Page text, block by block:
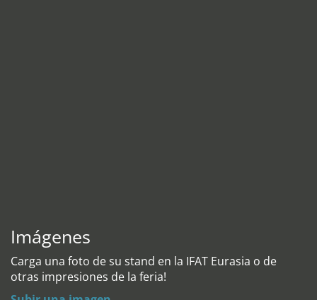
Imágenes
Carga una foto de su stand en la IFAT Eurasia o de
otras impresiones de la feria!